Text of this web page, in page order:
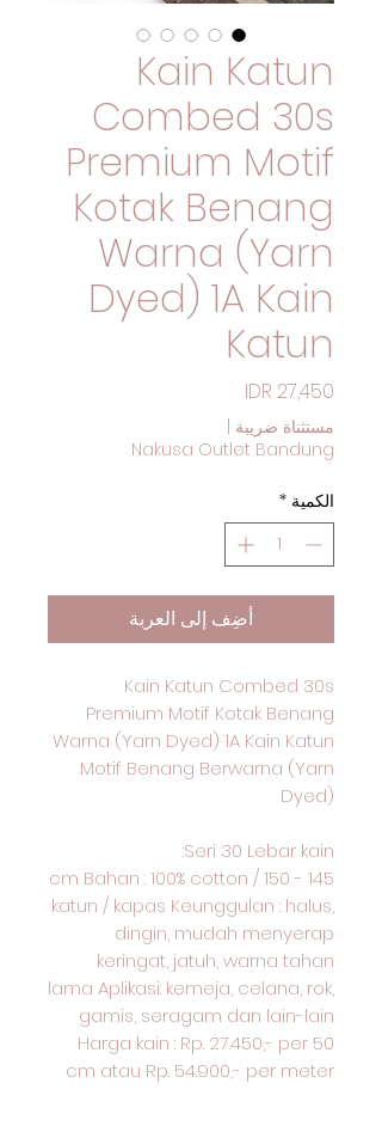
Kain Katun
Combed 30s
Premium Motif
Kotak Benang
Warna (Yarn
Dyed) 1A Kain
Katun
مستثناة ضريبة
Nakusa Outlet Bandung
الكمية *
أضِف إلى العربة
Kain Katun Combed 30s
Premium Motif Kotak Benang
Warna (Yarn Dyed) 1A Kain Katun
Motif Benang Berwarna (Yarn
Dyed)
Seri 30 Lebar kain:
145 - 150 cm Bahan : 100% cotton /
katun / kapas Keunggulan : halus,
dingin, mudah menyerap
keringat, jatuh, warna tahan
lama Aplikasi: kemeja, celana, rok,
gamis, seragam dan lain-lain
Harga kain : Rp. 27.450,- per 50
cm atau Rp. 54.900,- per meter